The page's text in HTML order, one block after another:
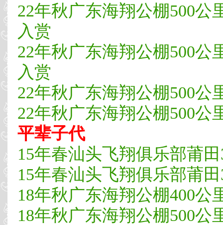
22年秋广东海翔公棚500公
入赏
22年秋广东海翔公棚500公
入赏
22年秋广东海翔公棚500公
22年秋广东海翔公棚500公
平辈子代
15年春汕头飞翔俱乐部莆
15年春汕头飞翔俱乐部莆
18年秋广东海翔公棚400公
18年秋广东海翔公棚500公